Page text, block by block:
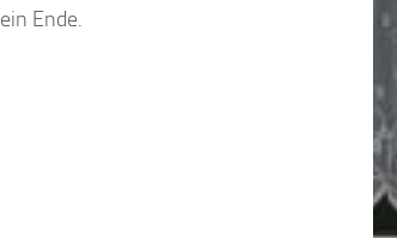
Ende.